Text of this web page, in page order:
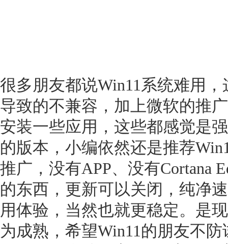
很多朋友都说Win11系统难用
导致的不兼容，加上微软的推
安装一些应用，这些都感觉是
的版本，小编依然还是推荐
推广，没有APP、没有Cortana
的东西，更新可以关闭，纯净
用体验，当然也就更稳定。是
为成熟，希望Win11的朋友不